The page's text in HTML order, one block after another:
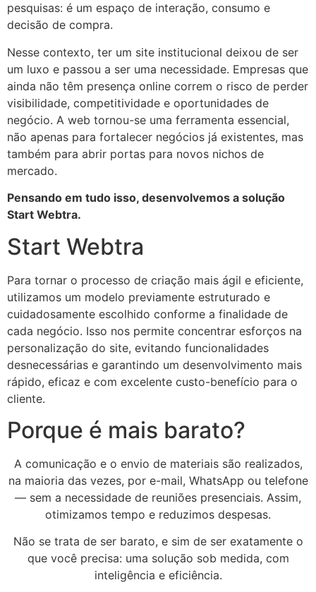
pesquisas: é um espaço de interação, consumo e
decisão de compra.
Nesse contexto, ter um site institucional deixou de ser
um luxo e passou a ser uma necessidade. Empresas que
ainda não têm presença online correm o risco de perder
visibilidade, competitividade e oportunidades de
negócio. A web tornou-se uma ferramenta essencial,
não apenas para fortalecer negócios já existentes, mas
também para abrir portas para novos nichos de
mercado.
Pensando em tudo isso, desenvolvemos a solução
Start Webtra.
Start Webtra
Para tornar o processo de criação mais ágil e eficiente,
utilizamos um modelo previamente estruturado e
cuidadosamente escolhido conforme a finalidade de
cada negócio. Isso nos permite concentrar esforços na
personalização do site, evitando funcionalidades
desnecessárias e garantindo um desenvolvimento mais
rápido, eficaz e com excelente custo-benefício para o
cliente.
Porque é mais barato?
A comunicação e o envio de materiais são realizados,
na maioria das vezes, por e-mail, WhatsApp ou telefone
— sem a necessidade de reuniões presenciais. Assim,
otimizamos tempo e reduzimos despesas.
Não se trata de ser barato, e sim de ser exatamente o
que você precisa: uma solução sob medida, com
inteligência e eficiência.